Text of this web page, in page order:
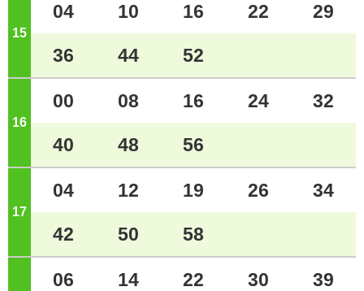
15 ジ
04 10 16 22 29
36 44 52
16 ジ
00 08 16 24 32
40 48 56
17 ジ
04 12 19 26 34
42 50 58
06 14 22 30 39